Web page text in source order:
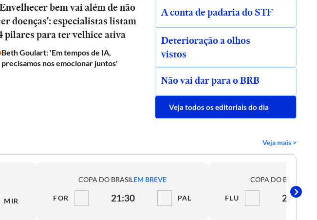
bem vai além de não
doenças': especialistas listam
pilares para ter velhice ativa
Beth Goulart: 'Em tempos de IA,
precisamos nos emocionar juntos'
A conta de padaria do STF
Deterioração a olhos
vistos
Não vai dar para o BRB
Veja todos os editoriais do dia
Veja mais >
MIR
COPA DO BRASILEM BREVE
FOR 21:30 PAL
COPA DO BRASIL
FLU 21:30